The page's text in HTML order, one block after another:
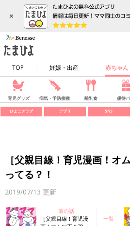
×
TOP 妊娠・出産 赤ちゃ
育児グッズ 病気・予防接種 離乳食 優待
ひよこクラブ アプリ SNS
［父親目線！育児漫画！オ
ってる？！
2019/07/13 更新
前の話
［父親目線！育児漫
一覧